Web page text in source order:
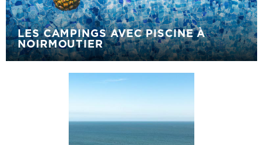
LES CAMPINGS AVEC PISCINE À
NOIRMOUTIER